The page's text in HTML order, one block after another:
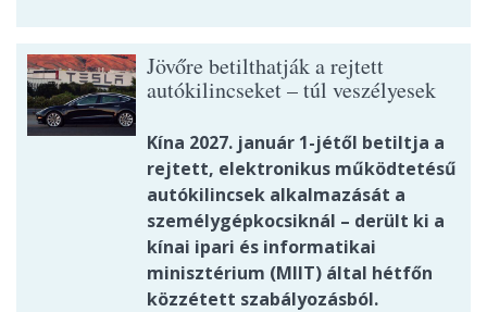
Jövőre betilthatják a rejtett
autókilincseket – túl veszélyesek
Kína 2027. január 1-jétől betiltja a
rejtett, elektronikus működtetésű
autókilincsek alkalmazását a
személygépkocsiknál – derült ki a
kínai ipari és informatikai
minisztérium (MIIT) által hétfőn
közzétett szabályozásból.